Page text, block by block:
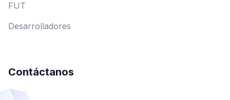
FUT
Desarrolladores
Contáctanos